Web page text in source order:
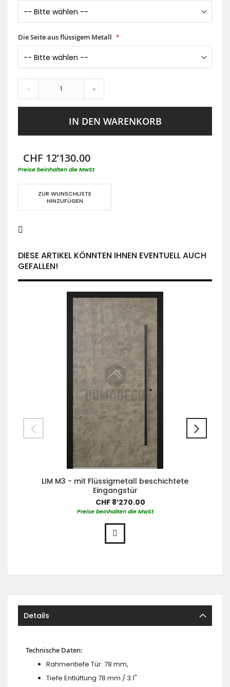
Die Seite aus flüssigem Metall
- +
IN DEN WARENKORB
CHF 12’130.00
Preise beinhalten die MwSt
ZUR WUNSCHLISTE
HINZUFÜGEN
DIESE ARTIKEL KÖNNTEN IHNEN EVENTUELL AUCH
GEFALLEN!
LIM M3 - mit Flüssigmetall beschichtete
Eingangstür
CHF 8’270.00
Preise beinhalten die MwSt
Details